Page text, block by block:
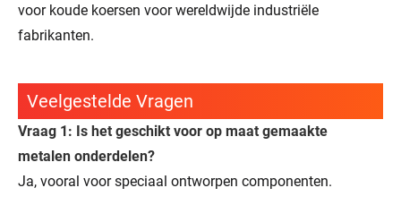
voor koude koersen voor wereldwijde industriële
fabrikanten.
Veelgestelde Vragen
Vraag 1: Is het geschikt voor op maat gemaakte
metalen onderdelen?
Ja, vooral voor speciaal ontworpen componenten.